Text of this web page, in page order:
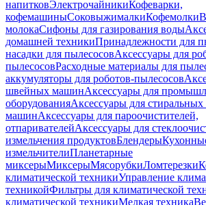
напитковЭлектрочайникиКофеварки,
кофемашиныСоковыжималкиКофемолки
молокаСифоны для газирования воды
домашней техникиПринадлежности для
насадки для пылесосовАксессуары для
пылесосовРасходные материалы для
аккумуляторы для роботов-пылесосов
швейных машинАксессуары для
оборудованияАксессуары для
машинАксессуары для пароочистителей,
отпаривателейАксессуары для
измельчения продуктовБлендеры
измельчителиПланетарные
миксерыМиксерыМясорубкиЛомтерезки
климатической техникиУправление
техникойФильтры для климатической
климатической техникиМелкая техника